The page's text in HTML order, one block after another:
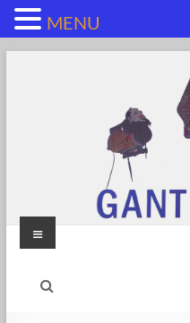
Menu
MENU